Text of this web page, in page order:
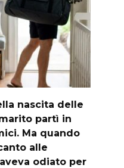
nascita delle
partì in
Ma quando
alle
odiato per